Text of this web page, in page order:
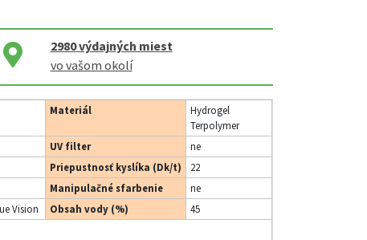
2980výdajných miest
vo vašom okolí
Materiál
Hydrogel
Terpolymer
UV filter
ne
Priepustnosť kyslíka (Dk/t)
22
Manipulačné sfarbenie
ne
Vision Obsah vody (%)
45